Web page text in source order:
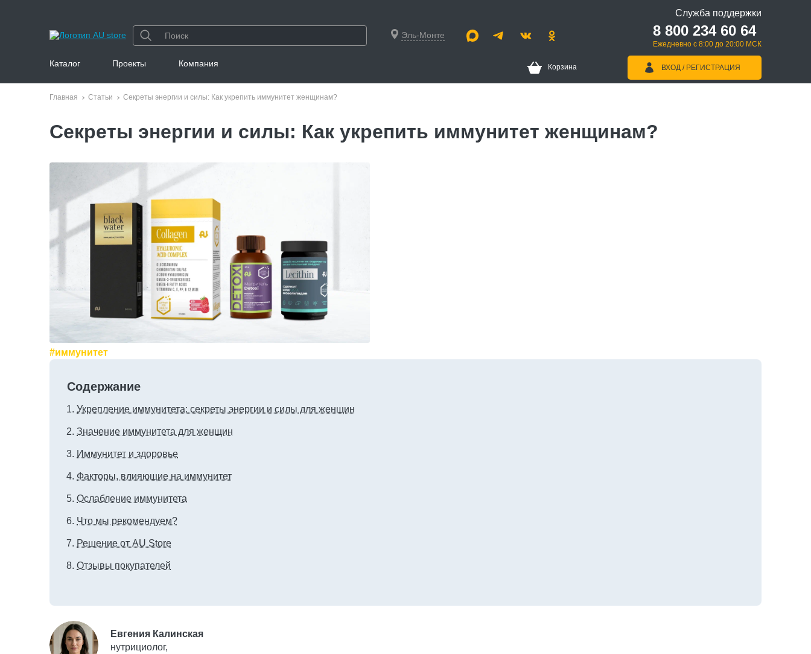
Эль-Монте
Служба поддержки
8 800 234 60 64
Ежедневно с 8:00 до 20:00 МСК
Каталог Проекты Компания Корзина ВХОД / РЕГИСТРАЦИЯ
Главная Статьи Секреты энергии и силы: Как укрепить иммунитет женщинам?
Секреты энергии и силы: Как укрепить иммунитет женщинам?
#иммунитет
Содержание
Укрепление иммунитета: секреты энергии и силы для женщин
Значение иммунитета для женщин
Иммунитет и здоровье
Факторы, влияющие на иммунитет
Ослабление иммунитета
Что мы рекомендуем?
Решение от AU Store
Отзывы покупателей
Евгения Калинская
нутрициолог,